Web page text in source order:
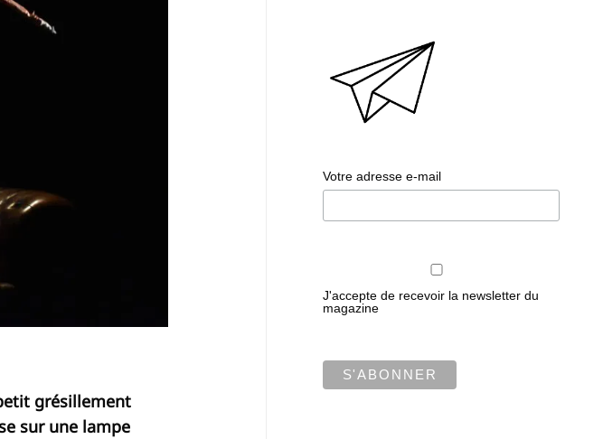
grésillement
sur une lampe
Votre adresse e-mail
J'accepte de recevoir la newsletter du
magazine